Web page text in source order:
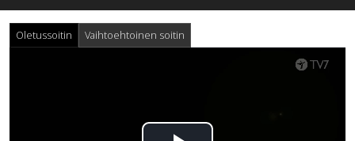
Oletussoitin Vaihtoehtoinen soitin